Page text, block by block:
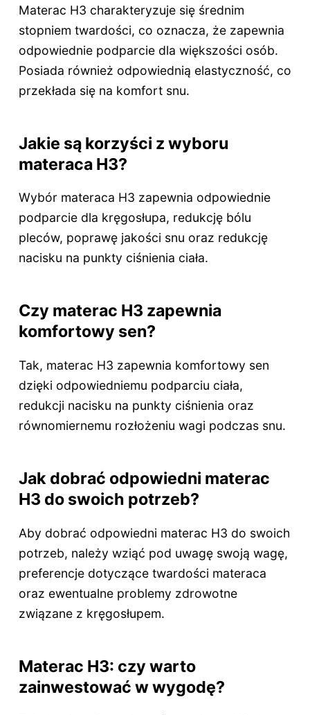
Materac H3 charakteryzuje się średnim
stopniem twardości, co oznacza, że zapewnia
odpowiednie podparcie dla większości osób.
Posiada również odpowiednią elastyczność, co
przekłada się na komfort snu.
Jakie są korzyści z wyboru
materaca H3?
Wybór materaca H3 zapewnia odpowiednie
podparcie dla kręgosłupa, redukcję bólu
pleców, poprawę jakości snu oraz redukcję
nacisku na punkty ciśnienia ciała.
Czy materac H3 zapewnia
komfortowy sen?
Tak, materac H3 zapewnia komfortowy sen
dzięki odpowiedniemu podparciu ciała,
redukcji nacisku na punkty ciśnienia oraz
równomiernemu rozłożeniu wagi podczas snu.
Jak dobrać odpowiedni materac
H3 do swoich potrzeb?
Aby dobrać odpowiedni materac H3 do swoich
potrzeb, należy wziąć pod uwagę swoją wagę,
preferencje dotyczące twardości materaca
oraz ewentualne problemy zdrowotne
związane z kręgosłupem.
Materac H3: czy warto
zainwestować w wygodę?